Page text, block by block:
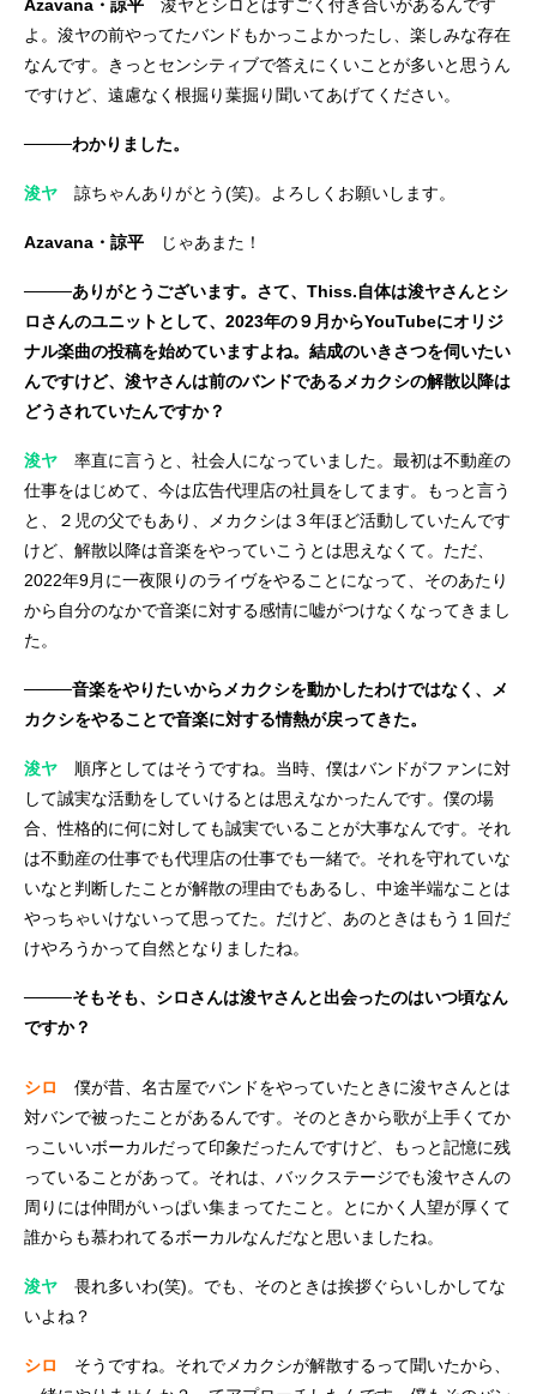
Azavana・諒平 浚ヤとシロとはすごく付き合いがあるんです
よ。浚ヤの前やってたバンドもかっこよかったし、楽しみな存在
なんです。きっとセンシティブで答えにくいことが多いと思うん
ですけど、遠慮なく根掘り葉掘り聞いてあげてください。
────わかりました。
浚ヤ 諒ちゃんありがとう(笑)。よろしくお願いします。
Azavana・諒平 じゃあまた！
────ありがとうございます。さて、Thiss.自体は浚ヤさんとシ
ロさんのユニットとして、2023年の９月からYouTubeにオリジ
ナル楽曲の投稿を始めていますよね。結成のいきさつを伺いたい
んですけど、浚ヤさんは前のバンドであるメカクシの解散以降は
どうされていたんですか？
浚ヤ 率直に言うと、社会人になっていました。最初は不動産の
仕事をはじめて、今は広告代理店の社員をしてます。もっと言う
と、２児の父でもあり、メカクシは３年ほど活動していたんです
けど、解散以降は音楽をやっていこうとは思えなくて。ただ、
2022年9月に一夜限りのライヴをやることになって、そのあたり
から自分のなかで音楽に対する感情に嘘がつけなくなってきまし
た。
────音楽をやりたいからメカクシを動かしたわけではなく、メ
カクシをやることで音楽に対する情熱が戻ってきた。
浚ヤ 順序としてはそうですね。当時、僕はバンドがファンに対
して誠実な活動をしていけるとは思えなかったんです。僕の場
合、性格的に何に対しても誠実でいることが大事なんです。それ
は不動産の仕事でも代理店の仕事でも一緒で。それを守れていな
いなと判断したことが解散の理由でもあるし、中途半端なことは
やっちゃいけないって思ってた。だけど、あのときはもう１回だ
けやろうかって自然となりましたね。
────そもそも、シロさんは浚ヤさんと出会ったのはいつ頃なん
ですか？
シロ
僕が昔、名古屋でバンドをやっていたときに浚ヤさんとは
対バンで被ったことがあるんです。そのときから歌が上手くてか
っこいいボーカルだって印象だったんですけど、もっと記憶に残
っていることがあって。それは、バックステージでも浚ヤさんの
周りには仲間がいっぱい集まってたこと。とにかく人望が厚くて
誰からも慕われてるボーカルなんだなと思いましたね。
浚ヤ 畏れ多いわ(笑)。でも、そのときは挨拶ぐらいしかしてな
いよね？
シロ
そうですね。それでメカクシが解散するって聞いたから、